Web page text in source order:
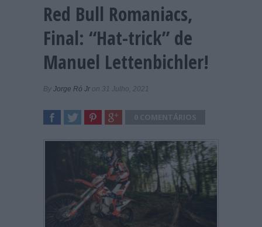
Red Bull Romaniacs,
Final: “Hat-trick” de
Manuel Lettenbichler!
By Jorge Ró Jr on 31 Julho, 2021